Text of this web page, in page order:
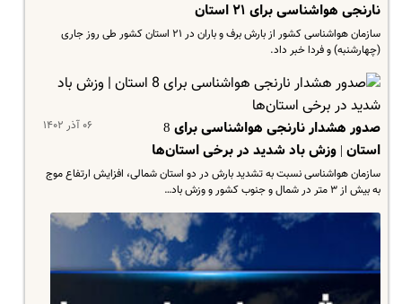
نارنجی هواشناسی برای ۲۱ استان
سازمان هواشناسی کشور از بارش برف و باران در ۲۱ استان کشور طی روز جاری
(چهارشنبه) و فردا خبر داد.
۰۶ آذر ۱۴۰۲
صدور هشدار نارنجی‌ هواشناسی برای 8
استان | وزش باد شدید در برخی استان‌ها
سازمان هواشناسی نسبت به تشدید بارش در دو استان شمالی، افزایش ارتفاع موج
به بیش از ۳ متر در شمال و جنوب کشور و وزش باد…